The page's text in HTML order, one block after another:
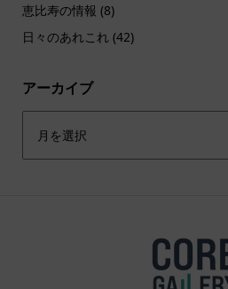
恵比寿の情報 (8)
日々のあれこれ(42)
アーカイブ